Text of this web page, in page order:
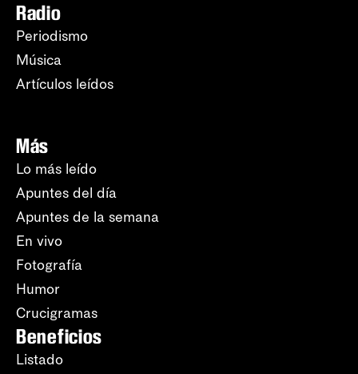
Radio
Periodismo
Música
Artículos leídos
Más
Lo más leído
Apuntes del día
Apuntes de la semana
En vivo
Fotografía
Humor
Crucigramas
Beneficios
Listado